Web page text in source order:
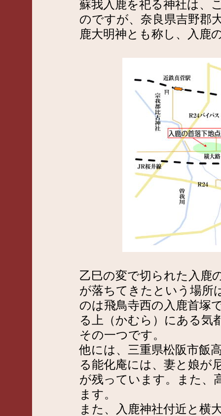
蘇我入鹿を祀る神社は、
のですが、奈良県吉野郡
鹿大明神とも称し、入鹿
乙巳の変で切られた入鹿
が落ちてきたという場所
のは飛鳥寺西の入鹿首塚
る上（かむら）にある気
その一つです。
他には、三重県松阪市飯
る能化庵には、妻と娘が
が残っています。また、
ます。
また、入鹿神社付近と横